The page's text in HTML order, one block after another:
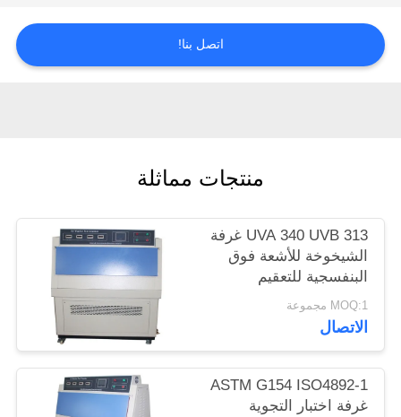
اطلب
PRIVACY
POLICY
اتصل بنا!
منتجات مماثلة
UVA 340 UVB 313 غرفة
الشيخوخة للأشعة فوق
البنفسجية للتعقيم
MOQ:1 مجموعة
الاتصال
ASTM G154 ISO4892-1
غرفة اختبار التجوية